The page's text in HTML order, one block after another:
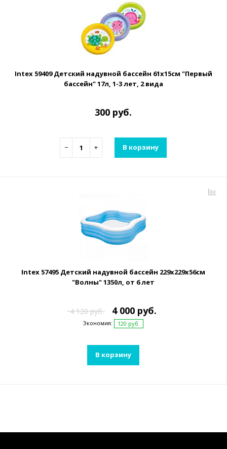
Intex 59409 Детский надувной бассейн 61х15см "Первый
бассейн" 17л, 1-3 лет, 2 вида
300 руб.
− + В корзину
Intex 57495 Детский надувной бассейн 229х229х56см
"Волны" 1350л, от 6 лет
4 120 руб. 4 000 руб.
Экономия: 120 руб.
В корзину